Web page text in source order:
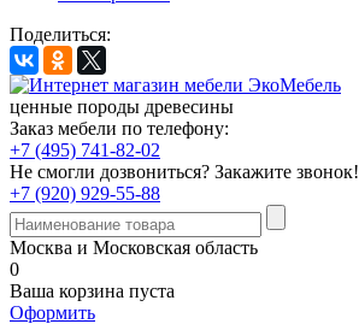
Поделиться:
ценные породы древесины
Заказ мебели по телефону:
+7 (495) 741-82-02
Не смогли дозвониться? Закажите звонок!
+7 (920) 929-55-88
Москва и Московская область
0
Ваша корзина пуста
Оформить